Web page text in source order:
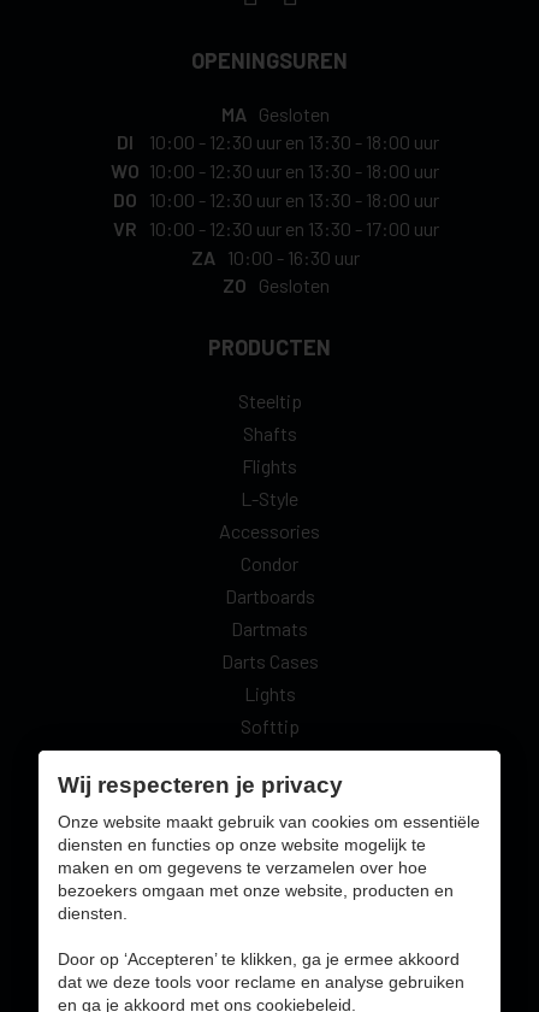
OPENINGSUREN
MA
Gesloten
DI
10:00 - 12:30 uur en 13:30 - 18:00 uur
WO 10:00 - 12:30 uur en 13:30 - 18:00 uur
DO
10:00 - 12:30 uur en 13:30 - 18:00 uur
VR
10:00 - 12:30 uur en 13:30 - 17:00 uur
ZA
10:00 - 16:30 uur
ZO
Gesloten
PRODUCTEN
Steeltip
Shafts
Flights
L-Style
Accessories
Condor
Dartboards
Dartmats
Darts Cases
Lights
Softtip
Vrije Tijd
Veilig online betalen met:
Wij respecteren je privacy
Onze website maakt gebruik van cookies om essentiële
diensten en functies op onze website mogelijk te
maken en om gegevens te verzamelen over hoe
bezoekers omgaan met onze website, producten en
diensten.
Door op ‘Accepteren’ te klikken, ga je ermee akkoord
dat we deze tools voor reclame en analyse gebruiken
en ga je akkoord met ons cookiebeleid.